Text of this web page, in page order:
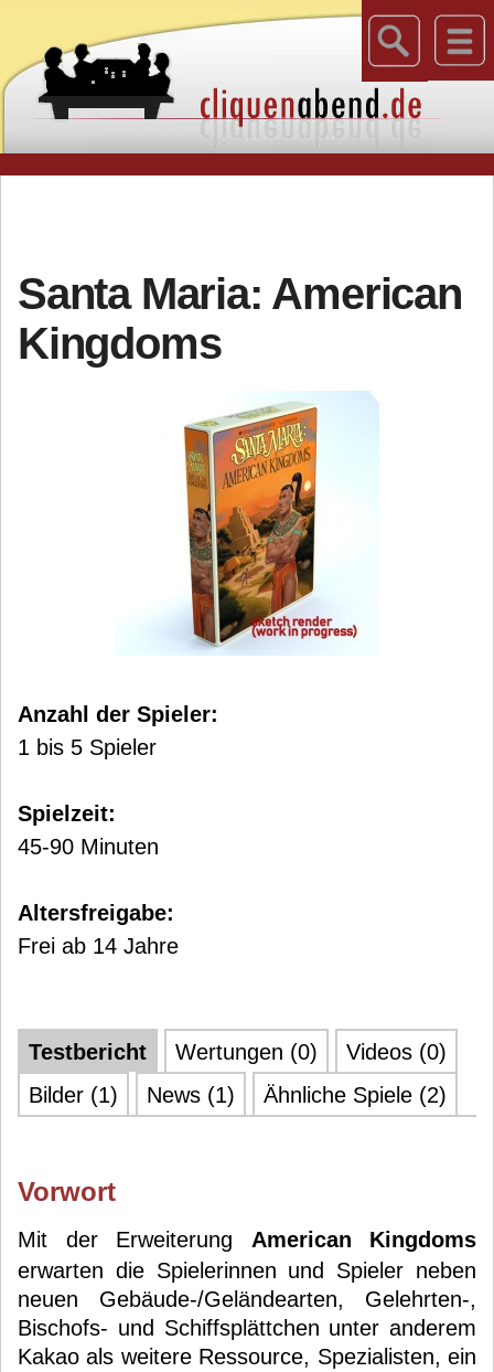
Santa Maria: American
Kingdoms
Anzahl der Spieler:
1 bis 5 Spieler
Spielzeit:
45-90 Minuten
Altersfreigabe:
Frei ab 14 Jahre
Testbericht Wertungen (0)
Videos (0)
Bilder (1)
News (1) Ähnliche Spiele (2)
Vorwort
Mit der Erweiterung American Kingdoms
erwarten die Spielerinnen und Spieler neben
neuen Gebäude-/Geländearten, Gelehrten-,
Bischofs- und Schiffsplättchen unter anderem
Kakao als weitere Ressource, Spezialisten, ein